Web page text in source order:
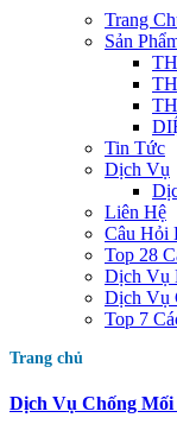
Trang
Sản
Tin Tức
Dịch Vụ
Liên Hệ
Câu Hỏi
Top 28
Dịch Vụ
Dịch Vụ
Top 7
Trang chủ
Dịch Vụ Chống